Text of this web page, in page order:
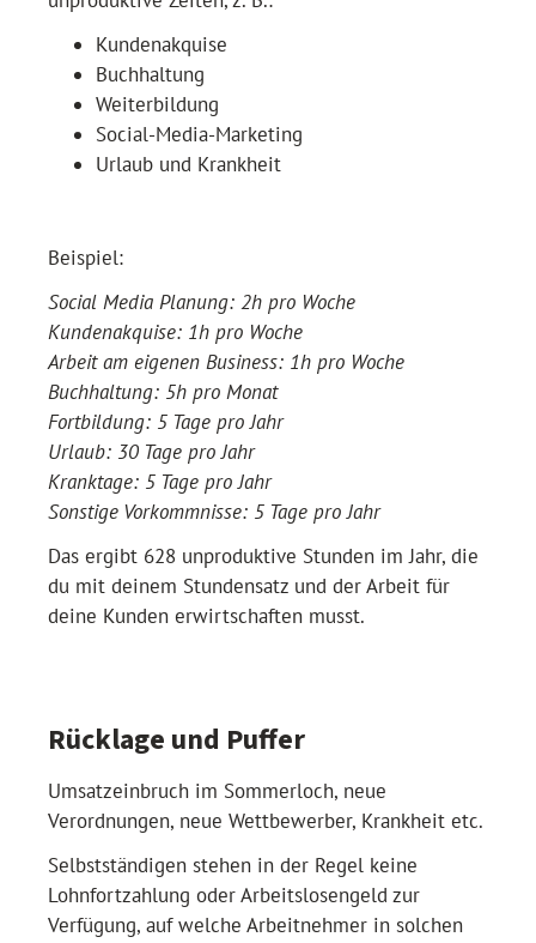
Kundenakquise
Buchhaltung
Weiterbildung
Social-Media-Marketing
Urlaub und Krankheit
Beispiel:
Social Media Planung: 2h pro Woche
Kundenakquise: 1h pro Woche
Arbeit am eigenen Business: 1h pro Woche
Buchhaltung: 5h pro Monat
Fortbildung: 5 Tage pro Jahr
Urlaub: 30 Tage pro Jahr
Kranktage: 5 Tage pro Jahr
Sonstige Vorkommnisse: 5 Tage pro Jahr
Das ergibt 628 unproduktive Stunden im Jahr, die
du mit deinem Stundensatz und der Arbeit für
deine Kunden erwirtschaften musst.
Rücklage und Puffer
Umsatzeinbruch im Sommerloch, neue
Verordnungen, neue Wettbewerber, Krankheit etc.
Selbstständigen stehen in der Regel keine
Lohnfortzahlung oder Arbeitslosengeld zur
Verfügung, auf welche Arbeitnehmer in solchen